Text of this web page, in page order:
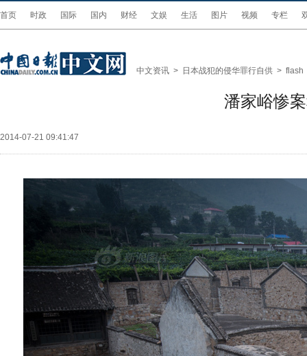
首页 时政 国际 国内 财经 文娱 生活 图片 视频 专栏
中文资讯 > 日本战犯的侵华罪行自供 > flash
潘家峪惨
2014-07-21 09:41:47